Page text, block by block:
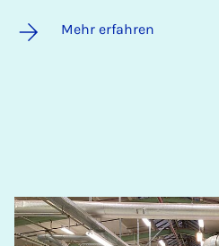
Mehr erfahren